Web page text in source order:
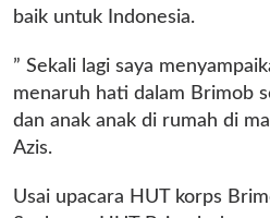
baik untuk Indonesia.
” Sekali lagi saya
menaruh hati dalam Brimob
dan anak anak di rumah di
Azis.
Usai upacara HUT korps